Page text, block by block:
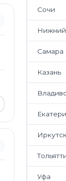
Сочи
Самара
Казань
Иркутск
Уфа